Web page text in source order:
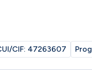
CIF: 47263607